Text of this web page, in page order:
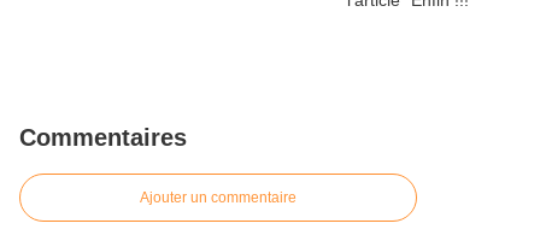
Commentaires
Ajouter un commentaire